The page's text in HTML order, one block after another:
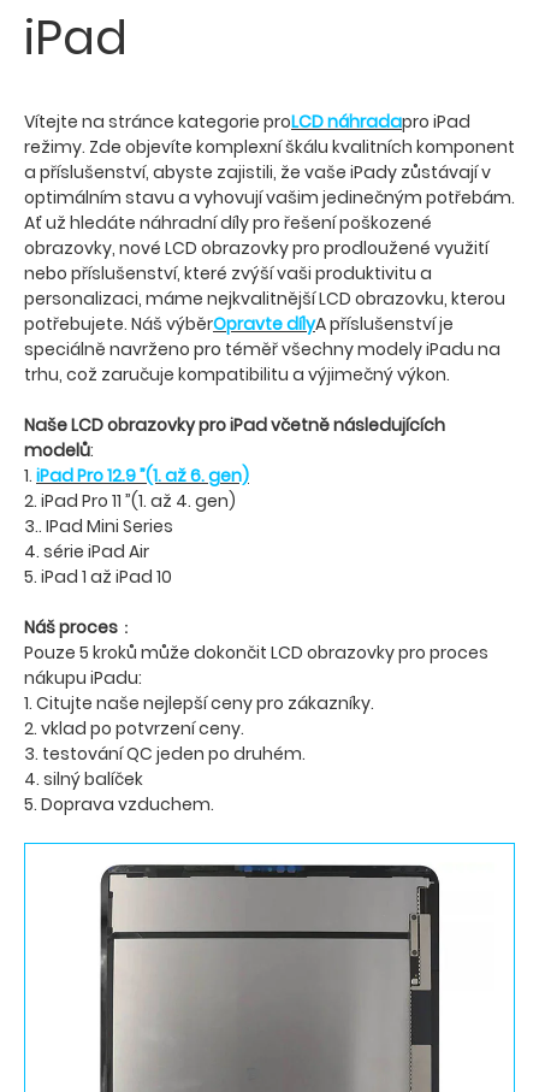
iPad
Vítejte na stránce kategorie proLCD náhradapro iPad
režimy. Zde objevíte komplexní škálu kvalitních komponent
a příslušenství, abyste zajistili, že vaše iPady zůstávají v
optimálním stavu a vyhovují vašim jedinečným potřebám.
Ať už hledáte náhradní díly pro řešení poškozené
obrazovky, nové LCD obrazovky pro prodloužené využití
nebo příslušenství, které zvýší vaši produktivitu a
personalizaci, máme nejkvalitnější LCD obrazovku, kterou
potřebujete. Náš výběrOpravte dílyA příslušenství je
speciálně navrženo pro téměř všechny modely iPadu na
trhu, což zaručuje kompatibilitu a výjimečný výkon.
Naše LCD obrazovky pro iPad včetně následujících
modelů:
1. iPad Pro 12.9 ”(1. až 6. gen)
2. iPad Pro 11 ”(1. až 4. gen)
3.. IPad Mini Series
4. série iPad Air
5. iPad 1 až iPad 10
Náš proces ：
Pouze 5 kroků může dokončit LCD obrazovky pro proces
nákupu iPadu:
1. Citujte naše nejlepší ceny pro zákazníky.
2. vklad po potvrzení ceny.
3. testování QC jeden po druhém.
4. silný balíček
5. Doprava vzduchem.